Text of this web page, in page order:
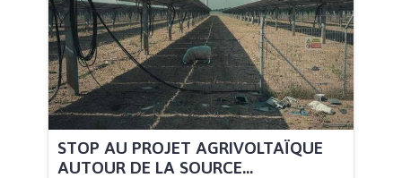
STOP AU PROJET AGRIVOLTAÏQUE
AUTOUR DE LA SOURCE...